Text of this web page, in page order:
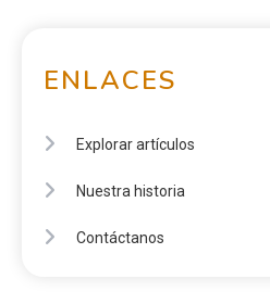
ENLACES
Explorar artículos
Nuestra historia
Contáctanos